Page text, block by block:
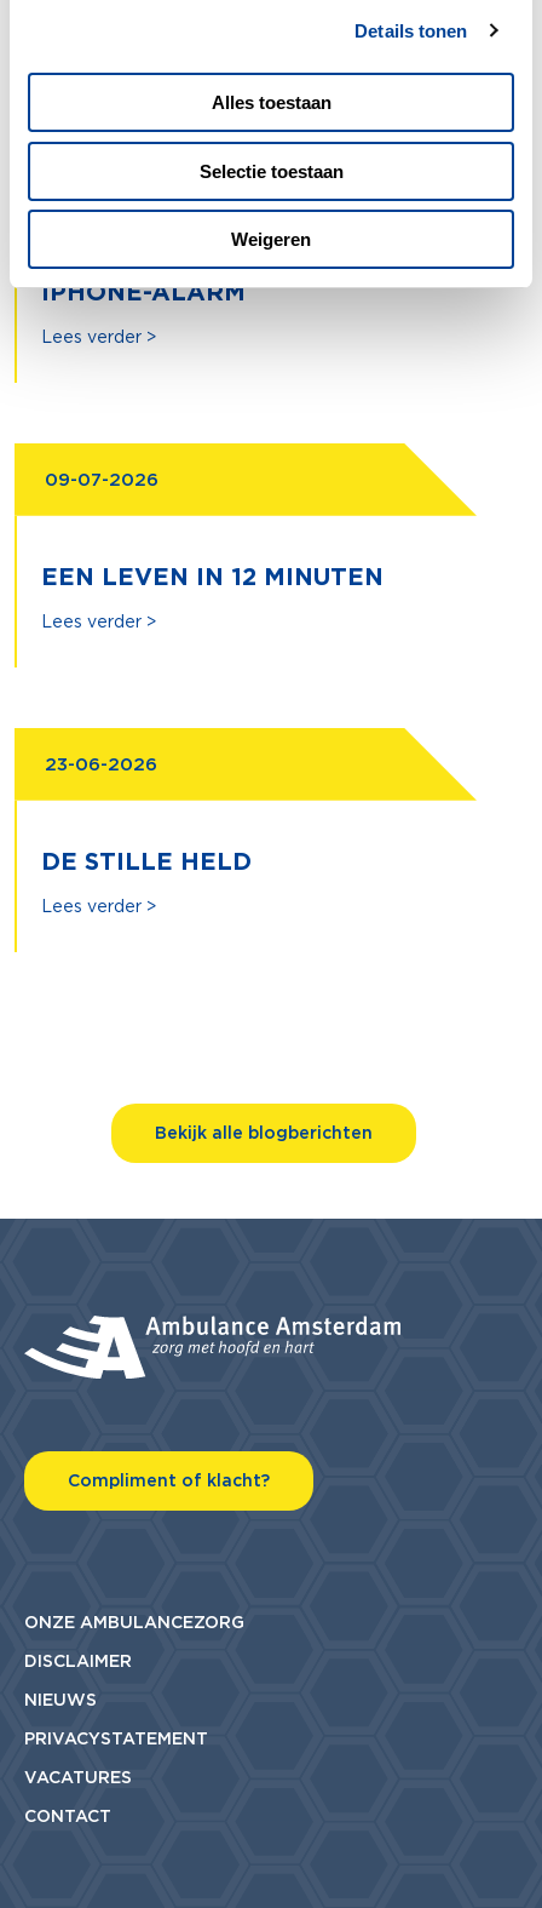
Details tonen
Alles toestaan
Selectie toestaan
Weigeren
MEER BLOGS
IPHONE-ALARM
Lees verder >
28-07-2026
EEN LEVEN IN 12 MINUTEN
Lees verder >
09-07-2026
DE STILLE HELD
Lees verder >
23-06-2026
Bekijk alle blogberichten
Compliment of klacht?
ONZE AMBULANCEZORG
DISCLAIMER
NIEUWS
PRIVACYSTATEMENT
VACATURES
CONTACT